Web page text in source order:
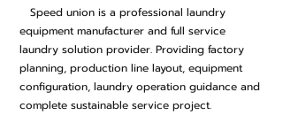
Speed union is a professional laundry
equipment manufacturer and full service
laundry solution provider. Providing factory
planning, production line layout, equipment
configuration, laundry operation guidance and
complete sustainable service project.